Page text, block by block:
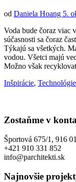
od Daniela Hoang 5.
Voda bude čoraz viac
súčasnosti sa čoraz
Týkajú sa všetkých.
vodou. Všetci majú
Možno však
Inšpirácie, Technológie
Zostaňme v
Športová 675/1, 916
+421 910 331 852
info@parchitekti.sk
Najnovšie